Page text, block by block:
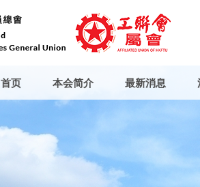
首页 本会简介 最新消息